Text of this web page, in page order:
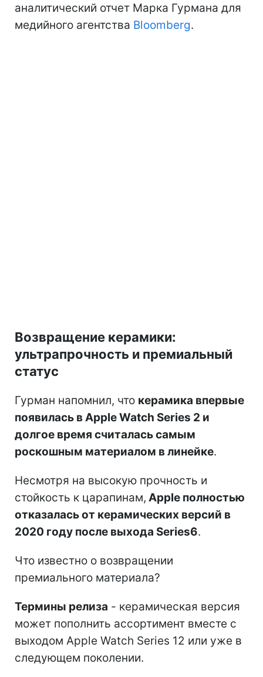
аналитический отчет Марка Гурмана для
медийного агентства Bloomberg.
Возвращение керамики:
ультрапрочность и премиальный
статус
Гурман напомнил, что керамика впервые
появилась в Apple Watch Series 2 и
долгое время считалась самым
роскошным материалом в линейке.
Несмотря на высокую прочность и
стойкость к царапинам, Apple полностью
отказалась от керамических версий в
2020 году после выхода Series6.
Что известно о возвращении
премиального материала?
Термины релиза - керамическая версия
может пополнить ассортимент вместе с
выходом Apple Watch Series 12 или уже в
следующем поколении.